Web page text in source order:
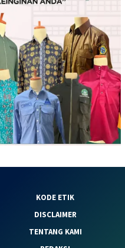
KODE ETIK
DISCLAIMER
TENTANG KAMI